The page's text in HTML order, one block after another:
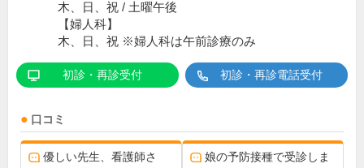
木、日、祝 / 土曜午後
【婦人科】
木、日、祝 ※婦人科は午前診療のみ
初診・再診受付 初診・再診電話受付
口コミ
優しい先生、看護師さ
娘の予防接種で受診しま